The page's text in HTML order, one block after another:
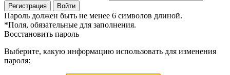
Войти
Пароль должен быть не менее 6 символов длиной.
*Поля, обязательные для заполнения.
Восстановить пароль
Выберите, какую информацию использовать для изменения
пароля: